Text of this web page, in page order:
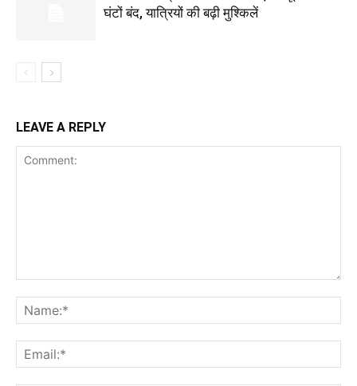
घंटों बंद, यात्रियों की बढ़ी मुश्किलें
LEAVE A REPLY